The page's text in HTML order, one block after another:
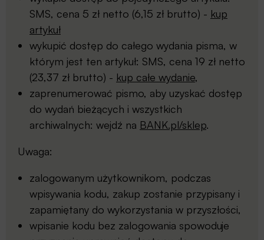
SMS, cena 5 zł netto (6,15 zł brutto) - kup
artykuł
wykupić dostęp do całego wydania pisma, w
którym jest ten artykuł: SMS, cena 19 zł netto
(23,37 zł brutto) - kup całe wydanie,
zaprenumerować pismo, aby uzyskać dostęp
do wydań bieżących i wszystkich
archiwalnych: wejdź na BANK.pl/sklep.
Uwaga:
zalogowanym użytkownikom, podczas
wpisywania kodu, zakup zostanie przypisany i
zapamiętany do wykorzystania w przyszłości,
wpisanie kodu bez zalogowania spowoduje